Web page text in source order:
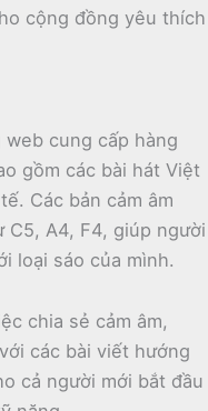
cộng đồng yêu thích
web cung cấp hàng
gồm các bài hát Việt
Các bản cảm âm
A4, F4, giúp người
loại sáo của mình.
chia sẻ cảm âm,
các bài viết hướng
cả người mới bắt đầu